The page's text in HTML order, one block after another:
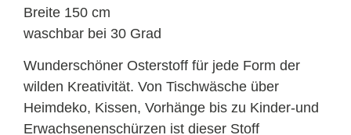
Breite 150 cm
waschbar bei 30 Grad
Wunderschöner Osterstoff für jede Form der
wilden Kreativität. Von Tischwäsche über
Heimdeko, Kissen, Vorhänge bis zu Kinder-und
Erwachsenenschürzen ist dieser Stoff